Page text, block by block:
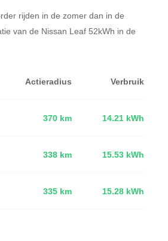
rijden in de zomer dan in de
van de Nissan Leaf 52kWh in de
Actieradius Verbruik
370 km 14.21 kWh
338 km 15.53 kWh
335 km 15.28 kWh